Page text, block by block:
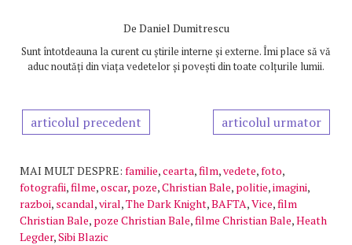
De Daniel Dumitrescu
Sunt întotdeauna la curent cu știrile interne și externe. Îmi place să vă
aduc noutăți din viața vedetelor și povești din toate colțurile lumii.
articolul precedent articolul urmator
MAI MULT DESPRE: familie,cearta,film,vedete,foto,
fotografii,filme,oscar, poze,Christian Bale, politie,imagini,
razboi, scandal,viral,The Dark Knight,BAFTA,Vice,film
Christian Bale, poze Christian Bale,filme Christian Bale,Heath
Legder,Sibi Blazic